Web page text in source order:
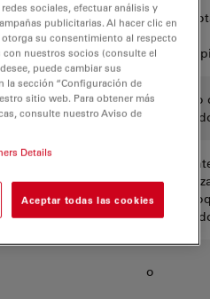
de un vistazo
control
del
Mecánico
y manuales)
(con
o
sociales, efectuar análisis y
publicitarias. Al hacer clic en
otorga su consentimiento al respecto
nuestros socios (consulte el
puede cambiar sus
la sección “Configuración de
sitio web. Para obtener más
consulte nuestro Aviso de
Details
Aceptar todas las cookies